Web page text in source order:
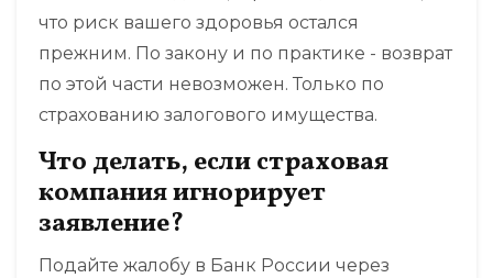
что риск вашего здоровья остался
прежним. По закону и по практике - возврат
по этой части невозможен. Только по
страхованию залогового имущества.
Что делать, если страховая
компания игнорирует
заявление?
Подайте жалобу в Банк России через